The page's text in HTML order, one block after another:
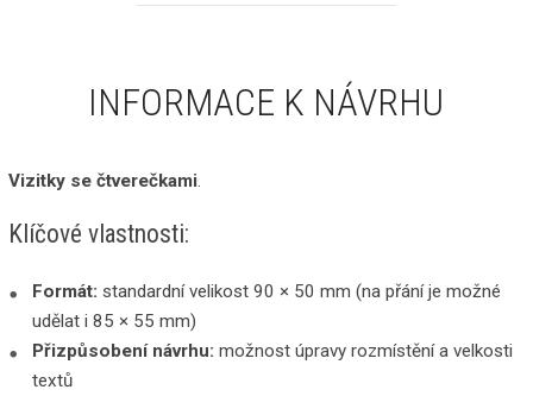
INFORMACE K NÁVRHU
Vizitky se čtverečkami.
Klíčové vlastnosti:
Formát: standardní velikost 90 × 50 mm (na přání je možné
udělat i 85 × 55 mm)
Přizpůsobení návrhu: možnost úpravy rozmístění a velkosti
textů